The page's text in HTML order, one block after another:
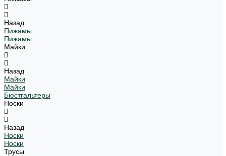
Назад
Пижамы
Пижамы
Майки
Назад
Майки
Майки
Бюстгальтеры
Носки
Назад
Носки
Носки
Трусы